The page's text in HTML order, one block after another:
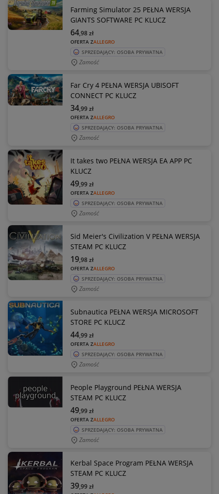
Farming Simulator 25 PEŁNA WERSJA
GIANTS SOFTWARE PC KLUCZ
OFERTA ZALLEGRO
64,98zł
SPRZEDAJĄCY: OSOBA PRYWATNA
Zamość
Far Cry 4 PEŁNA WERSJA UBISOFT
CONNECT PC KLUCZ
OFERTA ZALLEGRO
34,99zł
SPRZEDAJĄCY: OSOBA PRYWATNA
Zamość
It takes two PEŁNA WERSJA EA APP PC
KLUCZ
OFERTA ZALLEGRO
49,99zł
SPRZEDAJĄCY: OSOBA PRYWATNA
Zamość
Sid Meier's Civilization V PEŁNA WERSJA
STEAM PC KLUCZ
OFERTA ZALLEGRO
19,98zł
SPRZEDAJĄCY: OSOBA PRYWATNA
Zamość
Subnautica PEŁNA WERSJA MICROSOFT
STORE PC KLUCZ
OFERTA ZALLEGRO
44,99zł
SPRZEDAJĄCY: OSOBA PRYWATNA
Zamość
People Playground PEŁNA WERSJA
STEAM PC KLUCZ
OFERTA ZALLEGRO
49,99zł
SPRZEDAJĄCY: OSOBA PRYWATNA
Zamość
Kerbal Space Program PEŁNA WERSJA
STEAM PC KLUCZ
39,99zł